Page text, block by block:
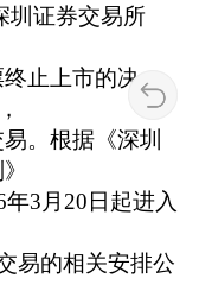
证券交易所
止上市的决
。根据《深圳
3月20日起进入
易的相关安排公